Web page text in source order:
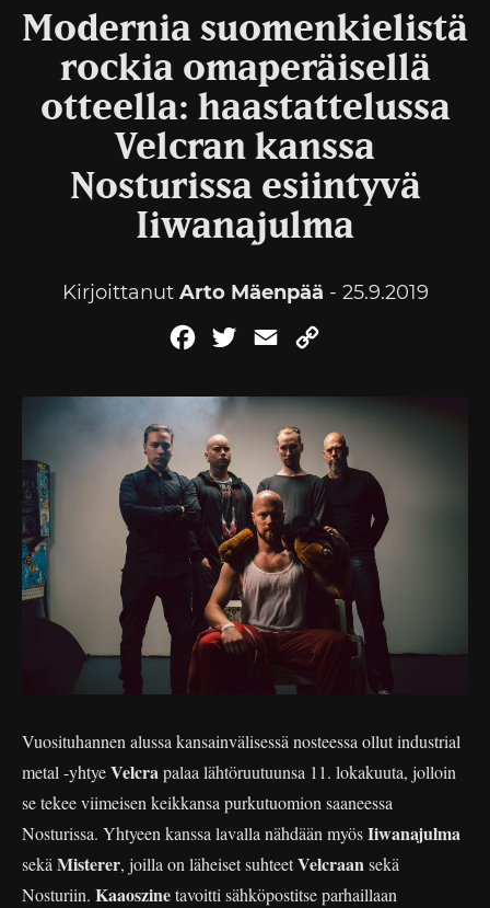
Modernia suomenkielistä
rockia omaperäisellä
otteella: haastattelussa
Velcran kanssa
Nosturissa esiintyvä
Iiwanajulma
Kirjoittanut Arto Mäenpää - 25.9.2019
FacebookTwitterEmail
Vuosituhannen alussa kansainvälisessä nosteessa ollut industrial
metal -yhtyeVelcrapalaa lähtöruutuunsa 11. lokakuuta, jolloin
se tekee viimeisen keikkansa purkutuomion saaneessa
Nosturissa. Yhtyeen kanssa lavalla nähdään myösIiwanajulma
sekä Misterer, joilla on läheiset suhteetVelcraansekä
Nosturiin. Kaaoszinetavoitti sähköpostitse parhaillaan